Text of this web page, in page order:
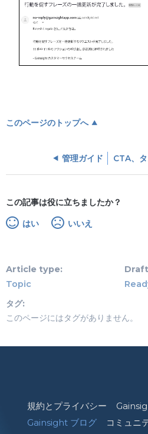
このページのトップへ
管理ガイド
この記事は役に立ちましたか？
はい いいえ
Article type
Topic
タグ
このページにはタグがありません。
規約とプライバシー
Gainsight ブログ
コミュニ